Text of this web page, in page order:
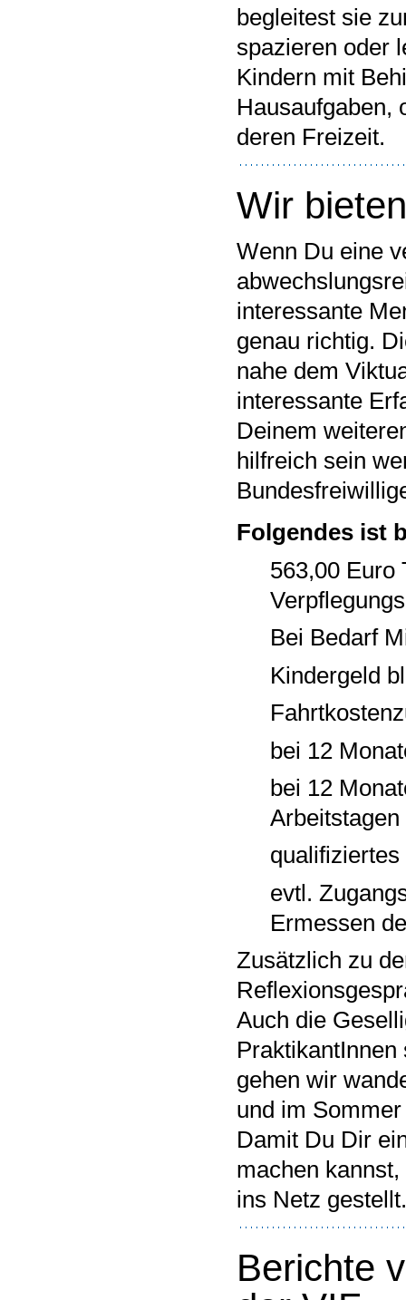
begleitest sie
spazieren oder
Kindern mit
Hausaufgaben,
deren Freizeit.
Wir bieten
Wenn Du eine
interessante
genau richtig.
nahe dem
interessante
Deinem
hilfreich sein
Folgendes ist
563,00 Euro
Bei Bedarf
Kindergeld
bei 12
bei 12
Arbeitstagen
evtl.
Ermessen
Zusätzlich zu
Auch die
gehen wir
und im
Damit Du Dir
machen
ins Netz gestellt.
Berichte